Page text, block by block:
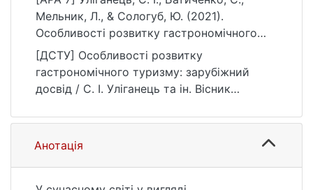
Мельник, Л., & Сологуб, Ю. (2021).
Особливості розвитку гастрономічного
туризму: зарубіжний досвід. Вісник
Київського національного університету
імені Тараса Шевченка, серія Географія, (1-
https://doi.org/10.17721/1728-2721.2021.78-
[ДСТУ] Особливості розвитку
гастрономічного туризму: зарубіжний
досвід / С. І. Уліганець та ін. Вісник
імені Тараса Шевченка, серія Географія.
2021. № 1-2(78-79). С. 48—52. DOI:
10.17721/1728-2721.2021.78-79.7 (дата
Анотація